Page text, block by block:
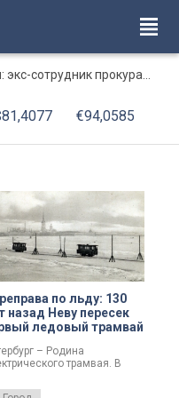
рассказал, почему совершил убийство
€94,0585
по льду: 130
назад Неву пересек
ледовый трамвай
– Родина
трамвая. В
если считать по